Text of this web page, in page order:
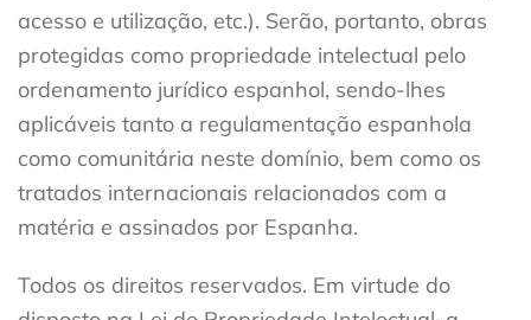
acesso e utilização, etc.). Serão, portanto, obras
protegidas como propriedade intelectual pelo
ordenamento jurídico espanhol, sendo-lhes
aplicáveis ​​tanto a regulamentação espanhola
como comunitária neste domínio, bem como os
tratados internacionais relacionados com a
matéria e assinados por Espanha.
Todos os direitos reservados. Em virtude do